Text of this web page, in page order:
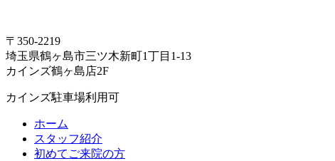
〒350-2219
埼玉県鶴ヶ島市三ツ木新町1丁目1-13
カインズ鶴ヶ島店2F
カインズ駐車場利用可
ホーム
スタッフ紹介
初めてご来院の方